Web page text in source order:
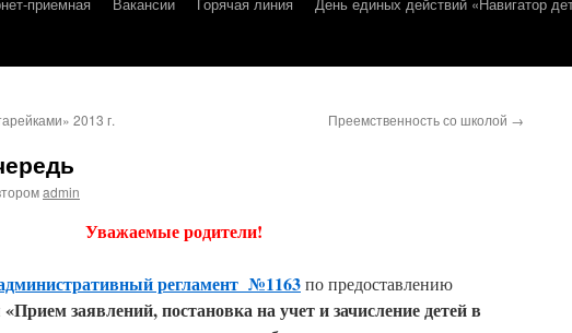
2013 г. Преемственность со школой →
admin
Уважаемые родители!
регламент №1163по предоставлению
«Прием заявлений, постановка на учет и зачисление детей в